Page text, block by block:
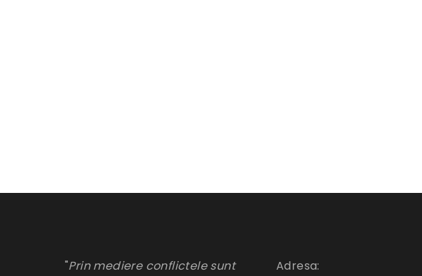
"Prin mediere conflictele sunt
Adresa: